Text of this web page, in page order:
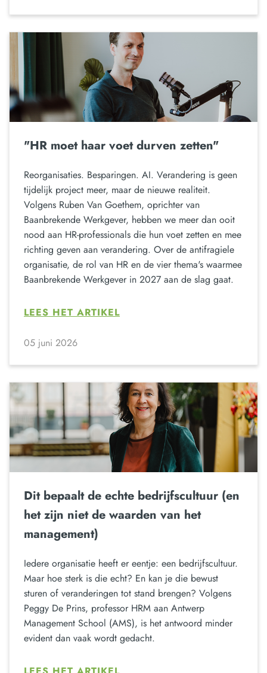
"HR moet haar voet durven zetten"
Reorganisaties. Besparingen. AI. Verandering is geen
tijdelijk project meer, maar de nieuwe realiteit.
Volgens Ruben Van Goethem, oprichter van
Baanbrekende Werkgever, hebben we meer dan ooit
nood aan HR-professionals die hun voet zetten en mee
richting geven aan verandering. Over de antifragiele
organisatie, de rol van HR en de vier thema's waarmee
Baanbrekende Werkgever in 2027 aan de slag gaat.
LEES HET ARTIKEL
05 juni 2026
Dit bepaalt de echte bedrijfscultuur (en
het zijn niet de waarden van het
management)
Iedere organisatie heeft er eentje: een bedrijfscultuur.
Maar hoe sterk is die echt? En kan je die bewust
sturen of veranderingen tot stand brengen? Volgens
Peggy De Prins, professor HRM aan Antwerp
Management School (AMS), is het antwoord minder
evident dan vaak wordt gedacht.